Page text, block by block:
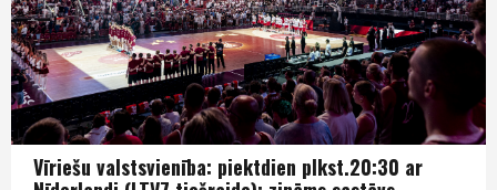
Vīriešu valstsvienība: piektdien plkst.20:30 ar